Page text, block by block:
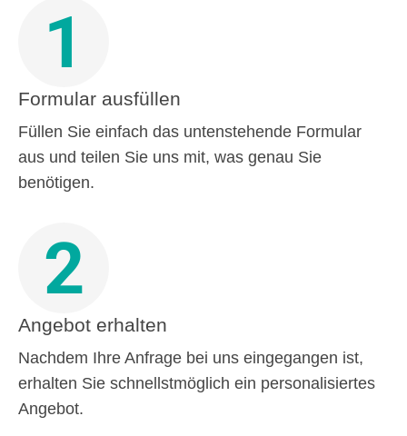
1
Formular ausfüllen
Füllen Sie einfach das untenstehende Formular
aus und teilen Sie uns mit, was genau Sie
benötigen.
2
Angebot erhalten
Nachdem Ihre Anfrage bei uns eingegangen ist,
erhalten Sie schnellstmöglich ein personalisiertes
Angebot.